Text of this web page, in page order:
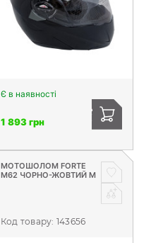
Є в наявності
1 893 грн
МОТОШОЛОМ FORTE
М62 ЧОРНО-ЖОВТИЙ М
Код товару: 143656